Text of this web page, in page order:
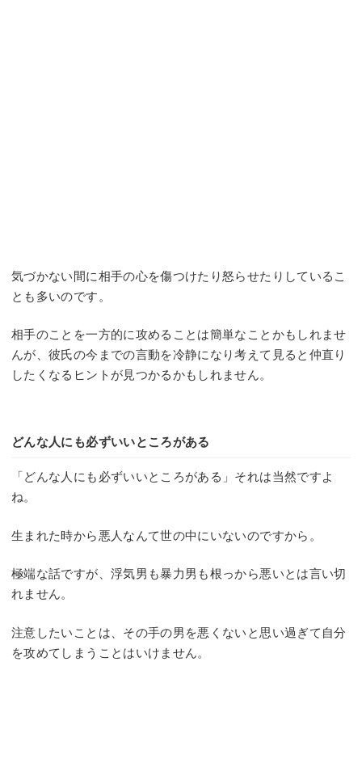
気づかない間に相手の心を傷つけたり怒らせたりしているこ
とも多いのです。
相手のことを一方的に攻めることは簡単なことかもしれませ
んが、彼氏の今までの言動を冷静になり考えて見ると仲直り
したくなるヒントが見つかるかもしれません。
どんな人にも必ずいいところがある
「どんな人にも必ずいいところがある」それは当然ですよ
ね。
生まれた時から悪人なんて世の中にいないのですから。
極端な話ですが、浮気男も暴力男も根っから悪いとは言い切
れません。
注意したいことは、その手の男を悪くないと思い過ぎて自分
を攻めてしまうことはいけません。